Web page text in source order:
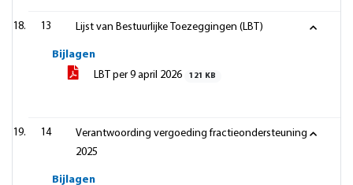
13 Lijst van Bestuurlijke Toezeggingen (LBT)
Bijlagen
LBT per 9 april 2026
121 KB
14
Verantwoording vergoeding fractieondersteuning
2025
Bijlagen